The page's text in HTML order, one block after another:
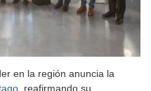
en la región anuncia la
, reafirmando su